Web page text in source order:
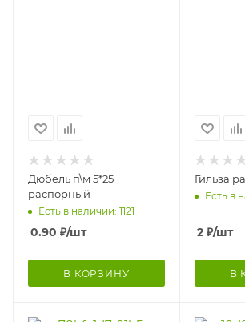
Дюбель п\м 5*25
распорный
Есть в наличии: 1121
0.90 ₽/шт
В КОРЗИНУ
Гильза
Есть в
2₽/шт
В